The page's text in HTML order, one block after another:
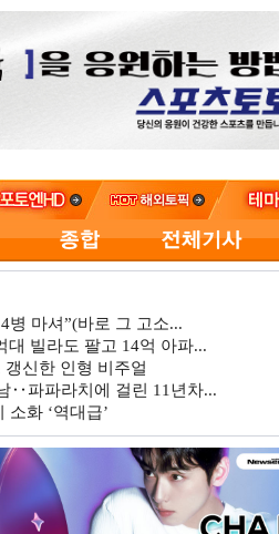
병 마셔”(바로 그 고소...
빌라도 팔고 14억 아파...
신한 인형 비주얼
‥파파라치에 걸린 11년차...
화 ‘역대급’